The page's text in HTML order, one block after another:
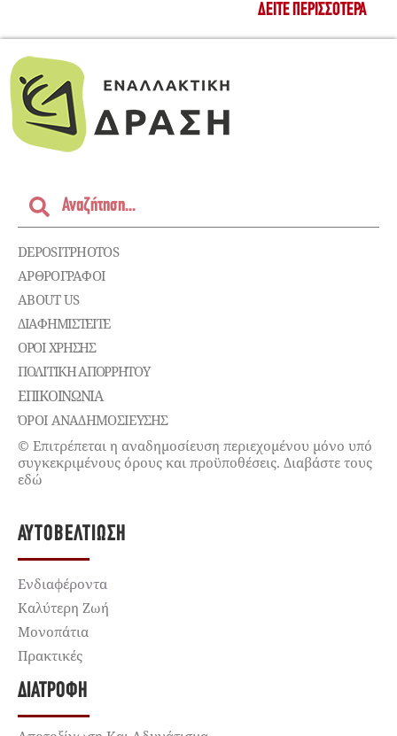
ΔΕΊΤΕ ΠΕΡΙΣΣΌΤΕΡΑ
DEPOSITPHOTOS
ΑΡΘΡΟΓΡΑΦΟΙ
ABOUT US
ΔΙΑΦΗΜΙΣΤΕΊΤΕ
ΌΡΟΙ ΧΡΉΣΗΣ
ΠΟΛΙΤΙΚΉ ΑΠΟΡΡΉΤΟΥ
ΕΠΙΚΟΙΝΩΝΊΑ
ΌΡΟΙ ΑΝΑΔΗΜΟΣΙΕΥΣΗΣ
© Επιτρέπεται η αναδημοσίευση περιεχομένου μόνο υπό
συγκεκριμένους όρους και προϋποθέσεις. Διαβάστε τους
εδώ
ΑΥΤΟΒΕΛΤΊΩΣΗ
Ενδιαφέροντα
Καλύτερη Ζωή
Μονοπάτια
Πρακτικές
ΔΙΑΤΡΟΦΉ